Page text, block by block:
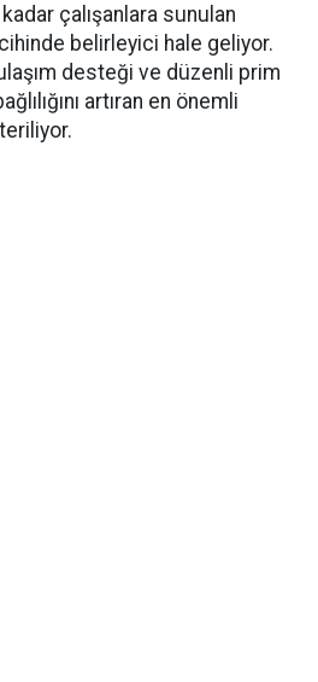
çalışanlara sunulan
belirleyici hale geliyor.
desteği ve düzenli prim
artıran en önemli